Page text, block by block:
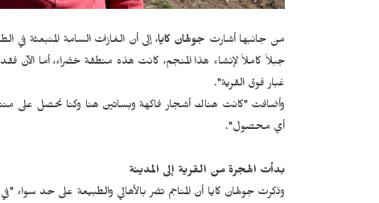
من جانبها أشارت جولهان كايا، إلى أن الغازات السامة المنبعثة
جبلاً كاملاً لإنشاء هذا المنجم، كانت هذه منطقة خضراء، أما الآن
غبار فوق القرية".
وأضافت "كانت هناك أشجار فاكهة وبساتين هنا وكنا نحصل على
أي محصول".
بدأت الهجرة من القرية إلى المدينة
وذكرت جولهان كايا أن المناجم تضر بالأهالي والطبيعة على حد سواء